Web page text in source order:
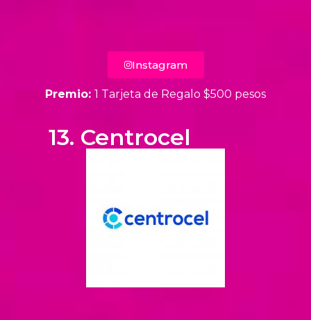
Instagram
Premio: 1 Tarjeta de Regalo $500 pesos
13. Centrocel